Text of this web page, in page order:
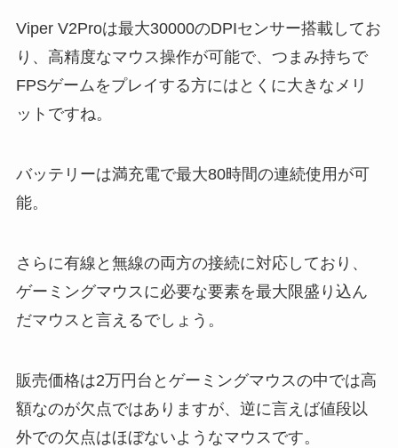
Viper V2Proは最大30000のDPIセンサー搭載してお
り、高精度なマウス操作が可能で、つまみ持ちで
FPSゲームをプレイする方にはとくに大きなメリ
ットですね。
バッテリーは満充電で最大80時間の連続使用が可
能。
さらに有線と無線の両方の接続に対応しており、
ゲーミングマウスに必要な要素を最大限盛り込ん
だマウスと言えるでしょう。
販売価格は2万円台とゲーミングマウスの中では高
額なのが欠点ではありますが、逆に言えば値段以
外での欠点はほぼないようなマウスです。